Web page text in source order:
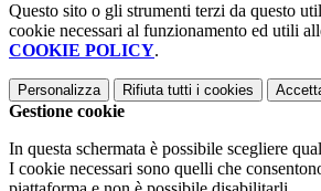
Questo sito o gli strumenti terzi da questo
cookie necessari al funzionamento ed utili
COOKIE POLICY.
Personalizza Rifiuta tutti i cookies
Gestione cookie
In questa schermata è possibile scegliere
I cookie necessari sono quelli che